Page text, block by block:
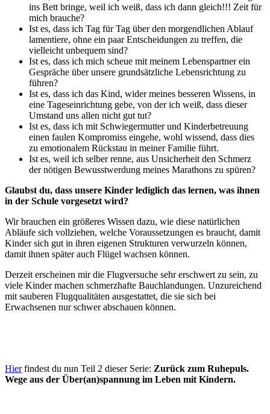
ins Bett bringe, weil ich weiß, dass ich dann gleich!!! Zeit für
mich brauche?
Ist es, dass ich Tag für Tag über den morgendlichen Ablauf
lamentiere, ohne ein paar Entscheidungen zu treffen, die
vielleicht unbequem sind?
Ist es, dass ich mich scheue mit meinem Lebenspartner ein
Gespräche über unsere grundsätzliche Lebensrichtung zu
führen?
Ist es, dass ich das Kind, wider meines besseren Wissens, in
eine Tageseinrichtung gebe, von der ich weiß, dass dieser
Umstand uns allen nicht gut tut?
Ist es, dass ich mit Schwiegermutter und Kinderbetreuung
einen faulen Kompromiss eingehe, wohl wissend, dass dies
zu emotionalem Rückstau in meiner Familie führt.
Ist es, weil ich selber renne, aus Unsicherheit den Schmerz
der nötigen Bewusstwerdung meines Marathons zu spüren?
Glaubst du, dass unsere Kinder lediglich das lernen, was ihnen
in der Schule vorgesetzt wird?
Wir brauchen ein größeres Wissen dazu, wie diese natürlichen
Abläufe sich vollziehen, welche Voraussetzungen es braucht, damit
Kinder sich gut in ihren eigenen Strukturen verwurzeln können,
damit ihnen später auch Flügel wachsen können.
Derzeit erscheinen mir die Flugversuche sehr erschwert zu sein, zu
viele Kinder machen schmerzhafte Bauchlandungen. Unzureichend
mit sauberen Flugqualitäten ausgestattet, die sie sich bei
Erwachsenen nur schwer abschauen können.
Hierfindest du nun Teil 2 dieser Serie: Zurück zum Ruhepuls.
Wege aus der Über(an)spannung im Leben mit Kindern.